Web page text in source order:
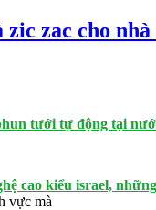
zic zac cho
tưới tự động tại
cao kiểu israel,
vực mà